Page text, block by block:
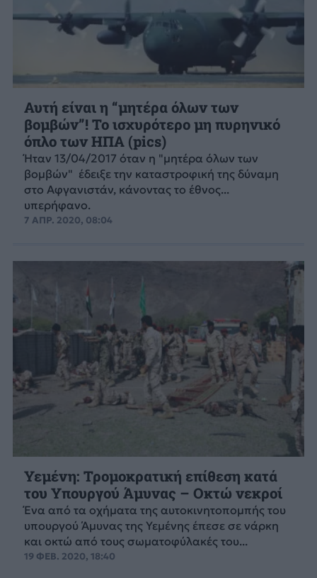
Αυτή είναι η “μητέρα όλων των
βομβών”! Το ισχυρότερο μη πυρηνικό
όπλο των ΗΠΑ (pics)
Ήταν 13/04/2017 όταν η "μητέρα όλων των
βομβών" έδειξε την καταστροφική της δύναμη
στο Αφγανιστάν, κάνοντας το έθνος...
υπερήφανο.
7 ΑΠΡ. 2020, 08:04
Υεμένη: Τρομοκρατική επίθεση κατά
του Υπουργού Άμυνας – Οκτώ νεκροί
Ένα από τα οχήματα της αυτοκινητοπομπής του
υπουργού Άμυνας της Υεμένης έπεσε σε νάρκη
και οκτώ από τους σωματοφύλακές του...
19 ΦΕΒ. 2020, 18:40